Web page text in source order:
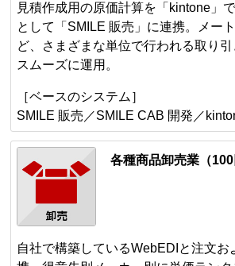
見積作成用の原価計算を「kintone」
として「SMILE 販売」に連携。メー
ど、さまざまな単位で行われる取り
スムーズに運用。
［ベースのシステム］
SMILE 販売／SMILE CAB 開発／
各種商品卸売業（100
自社で構築しているWebEDIと注文お